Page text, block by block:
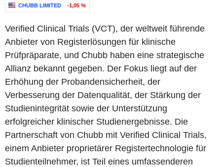
CHUBB LIMITED -1,05 %
Verified Clinical Trials (VCT), der weltweit führende
Anbieter von Registerlösungen für klinische
Prüfpräparate, und Chubb haben eine strategische
Allianz bekannt gegeben. Der Fokus liegt auf der
Erhöhung der Probandensicherheit, der
Verbesserung der Datenqualität, der Stärkung der
Studienintegrität sowie der Unterstützung
erfolgreicher klinischer Studienergebnisse. Die
Partnerschaft von Chubb mit Verified Clinical Trials,
einem Anbieter proprietärer Registertechnologie für
Studienteilnehmer, ist Teil eines umfassenderen